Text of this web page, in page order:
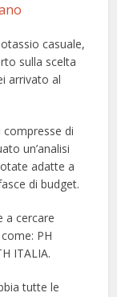
casuale,
sulla scelta
arrivato al
di
un’analisi
adatte a
di budget.
a cercare
PH
ITALIA.
tutte le